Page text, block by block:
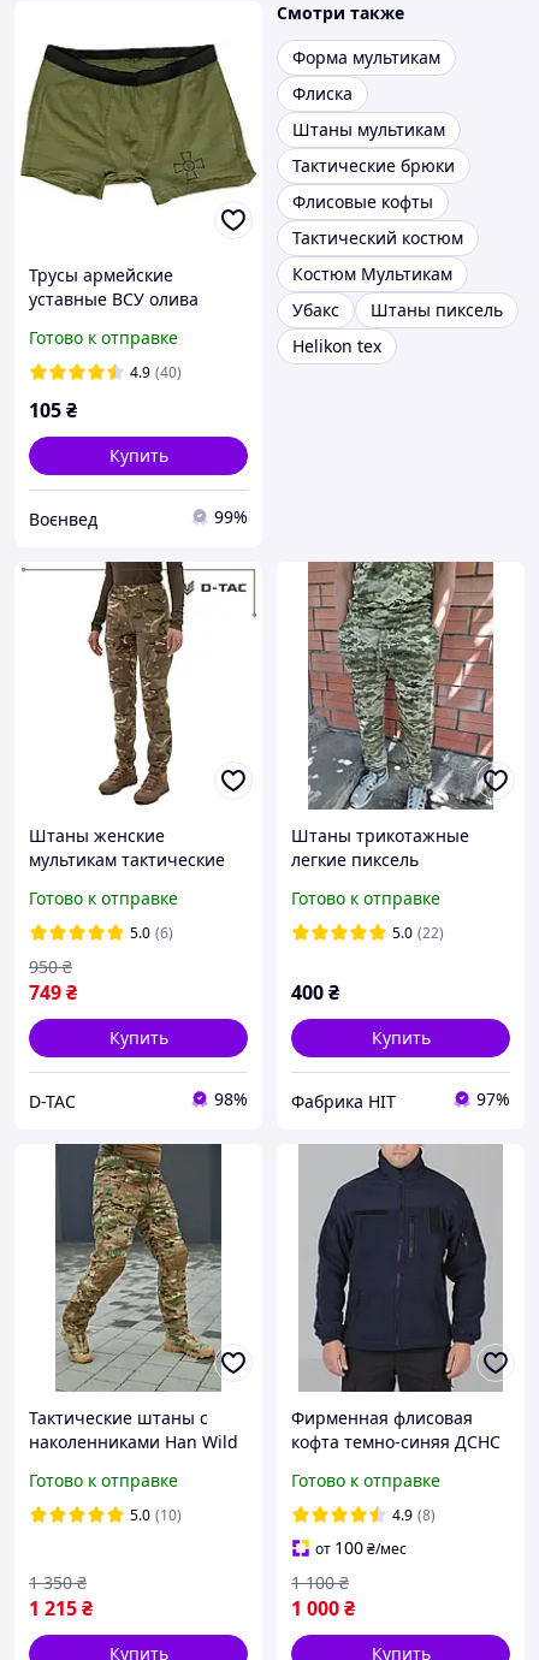
Трусы армейские
уставные ВСУ олива
Готово к отправке
4.9 (40)
105₴
Купить
Воєнвед 99%
Смотри также
Форма мультикам
Флиска
Штаны мультикам
Тактические брюки
Флисовые кофты
Тактический костюм
Костюм Мультикам
Убакс
Штаны пиксель
Helikon tex
Штаны женские
мультикам тактические
военные зсу
Готово к отправке
5.0 (6)
749₴
950 ₴
Купить
D-TAC 98%
Штаны трикотажные
легкие пиксель
Готово к отправке
5.0 (22)
400₴
Купить
Фабрика НІТ 97%
Тактические штаны с
наколенниками Han Wild
XS, S, M, L, XL, 2XL, 3XL,
4XL
Готово к отправке
5.0 (10)
1 215₴
1 350 ₴
Купить
Фирменная флисовая
кофта темно-синяя ДСНС
Готово к отправке
4.9 (8)
от 100₴/мес
1 000₴
1 100 ₴
Купить